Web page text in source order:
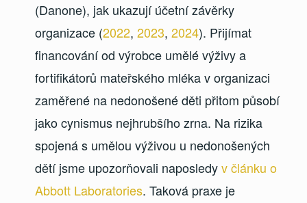
(Danone), jak ukazují účetní závěrky
organizace (2022,2023,2024). Přijímat
financování od výrobce umělé výživy a
fortifikátorů mateřského mléka v organizaci
zaměřené na nedonošené děti přitom působí
jako cynismus nejhrubšího zrna. Na rizika
spojená s umělou výživou u nedonošených
dětí jsme upozorňovali naposledyv článku o
Abbott Laboratories. Taková praxe je